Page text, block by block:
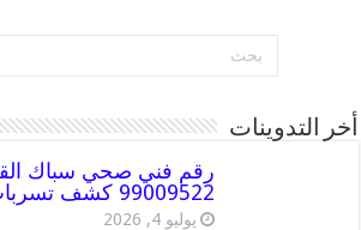
أخر التدوينات
99009522 كشف تسربات وتسليك مجاري
يوليو 4, 2026